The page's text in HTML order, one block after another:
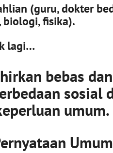
(guru, dokter
biologi, fisika).
lagi…
bebas
sosial
umum.